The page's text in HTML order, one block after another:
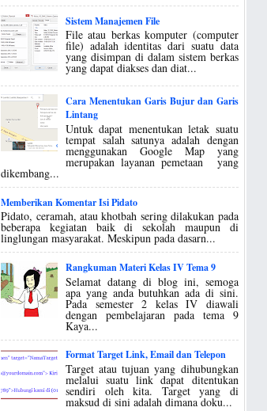
Sistem Manajemen File
File atau berkas komputer (computer
file) adalah identitas dari suatu data
yang disimpan di dalam sistem berkas
yang dapat diakses dan diat...
Cara Menentukan Garis Bujur dan Garis
Lintang
Untuk dapat menentukan letak suatu
tempat salah satunya adalah dengan
menggunakan Google Map yang
merupakan layanan pemetaan yang
dikembang...
Memberikan Komentar Isi Pidato
Pidato, ceramah, atau khotbah sering dilakukan pada
beberapa kegiatan baik di sekolah maupun di
linglungan masyarakat. Meskipun pada dasarn...
Rangkuman Materi Kelas IV Tema 9
Selamat datang di blog ini, semoga
apa yang anda butuhkan ada di sini.
Pada semester 2 kelas IV diawali
dengan pembelajaran pada tema 9
Kaya...
Format Target Link, Email dan Telepon
Target atau tujuan yang dihubungkan
melalui suatu link dapat ditentukan
sendiri oleh kita. Target yang di
maksud di sini adalah dimana doku...